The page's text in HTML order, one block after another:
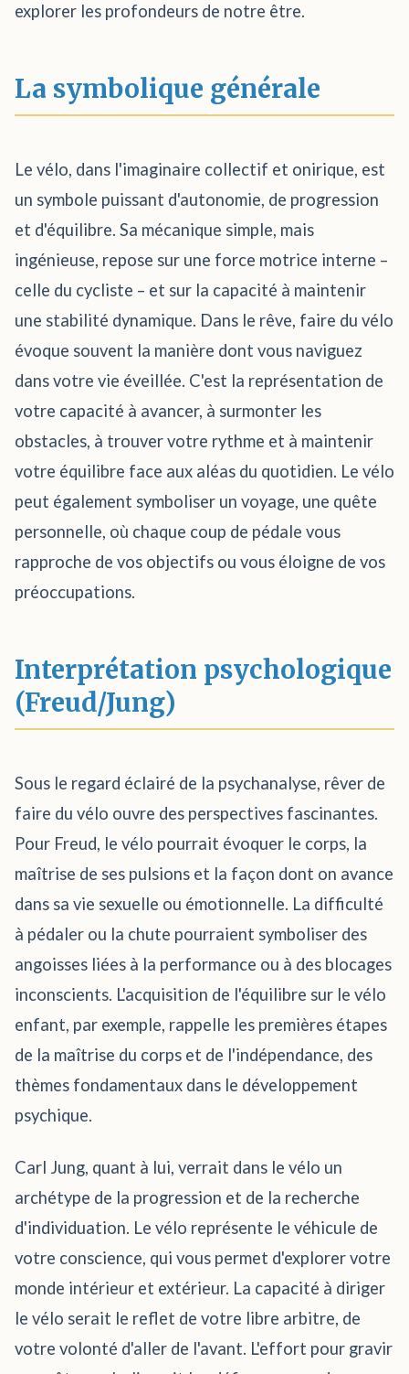
explorer les profondeurs de notre être.
La symbolique générale
Le vélo, dans l'imaginaire collectif et onirique, est
un symbole puissant d'autonomie, de progression
et d'équilibre. Sa mécanique simple, mais
ingénieuse, repose sur une force motrice interne –
celle du cycliste – et sur la capacité à maintenir
une stabilité dynamique. Dans le rêve, faire du vélo
évoque souvent la manière dont vous naviguez
dans votre vie éveillée. C'est la représentation de
votre capacité à avancer, à surmonter les
obstacles, à trouver votre rythme et à maintenir
votre équilibre face aux aléas du quotidien. Le vélo
peut également symboliser un voyage, une quête
personnelle, où chaque coup de pédale vous
rapproche de vos objectifs ou vous éloigne de vos
préoccupations.
Interprétation psychologique
(Freud/Jung)
Sous le regard éclairé de la psychanalyse, rêver de
faire du vélo ouvre des perspectives fascinantes.
Pour Freud, le vélo pourrait évoquer le corps, la
maîtrise de ses pulsions et la façon dont on avance
dans sa vie sexuelle ou émotionnelle. La difficulté
à pédaler ou la chute pourraient symboliser des
angoisses liées à la performance ou à des blocages
inconscients. L'acquisition de l'équilibre sur le vélo
enfant, par exemple, rappelle les premières étapes
de la maîtrise du corps et de l'indépendance, des
thèmes fondamentaux dans le développement
psychique.
Carl Jung, quant à lui, verrait dans le vélo un
archétype de la progression et de la recherche
d'individuation. Le vélo représente le véhicule de
votre conscience, qui vous permet d'explorer votre
monde intérieur et extérieur. La capacité à diriger
le vélo serait le reflet de votre libre arbitre, de
votre volonté d'aller de l'avant. L'effort pour gravir